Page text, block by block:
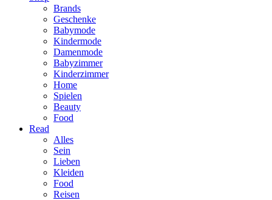
Brands
Geschenke
Babymode
Kindermode
Damenmode
Babyzimmer
Kinderzimmer
Home
Spielen
Beauty
Food
Read
Alles
Sein
Lieben
Kleiden
Food
Reisen